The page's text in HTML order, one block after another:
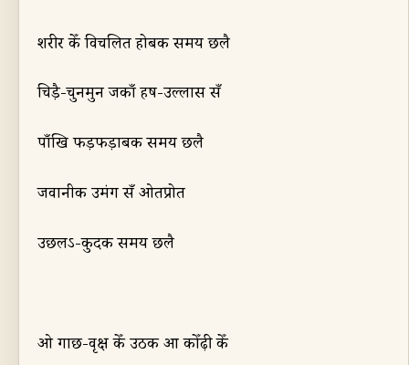
शरीर केँ विचलित होबक समय छलै
चिड़ै-चुनमुन जकाँ हर्ष-उल्लास सँ
पाँखि फड़फड़ाबक समय छलै
जवानीक उमंग सँ ओतप्रोत
उछलऽ-कुदक समय छलै
ओ गाछ-वृक्ष केँ उठक आ कोँढ़ी केँ